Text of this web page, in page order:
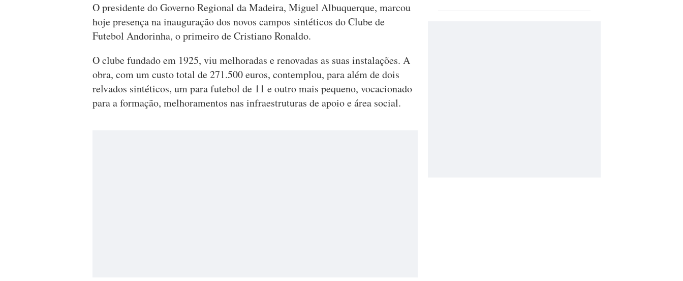
O presidente do Governo Regional da Madeira, Miguel Albuquerque, marcou
hoje presença na inauguração dos novos campos sintéticos do Clube de
Futebol Andorinha, o primeiro de Cristiano Ronaldo.
O clube fundado em 1925, viu melhoradas e renovadas as suas instalações. A
obra, com um custo total de 271.500 euros, contemplou, para além de dois
relvados sintéticos, um para futebol de 11 e outro mais pequeno, vocacionado
para a formação, melhoramentos nas infraestruturas de apoio e área social.